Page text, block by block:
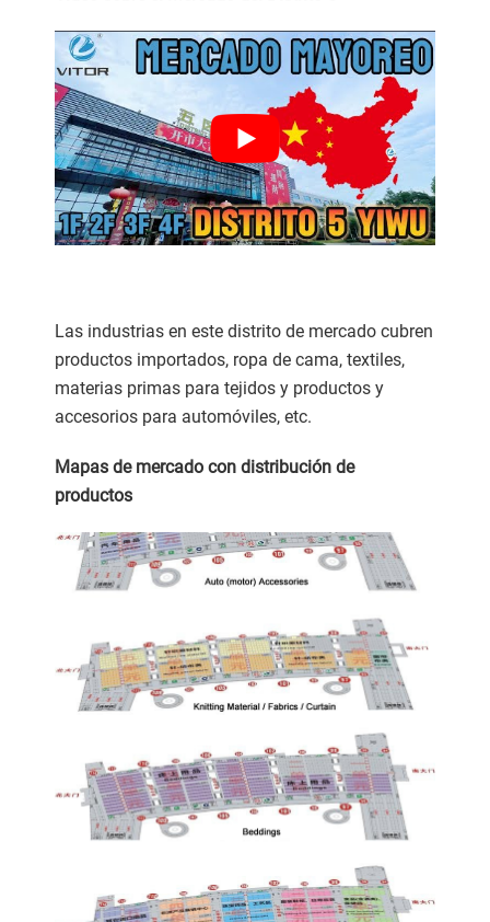
Las industrias en este distrito de mercado cubren
productos importados, ropa de cama, textiles,
materias primas para tejidos y productos y
accesorios para automóviles, etc.
Mapas de mercado con distribución de
productos